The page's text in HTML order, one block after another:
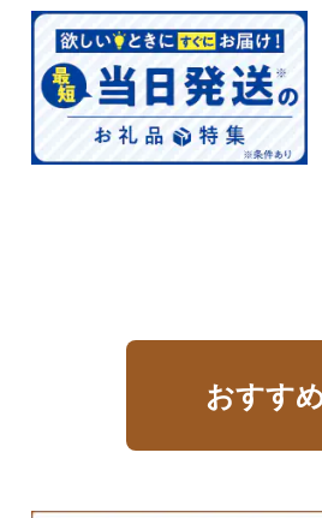
おすす